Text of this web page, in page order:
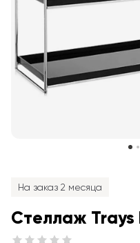
На заказ 2 месяца
Стеллаж Trays